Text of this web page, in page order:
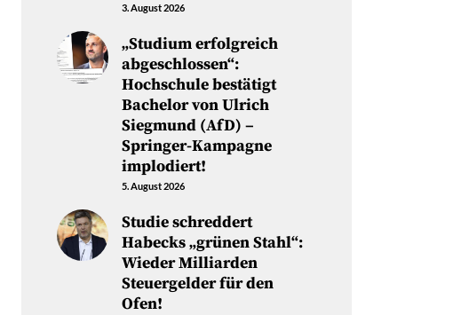
3. August 2026
„Studium erfolgreich
abgeschlossen“:
Hochschule bestätigt
Bachelor von Ulrich
Siegmund (AfD) –
Springer-Kampagne
implodiert!
5. August 2026
Studie schreddert
Habecks „grünen Stahl“:
Wieder Milliarden
Steuergelder für den
Ofen!